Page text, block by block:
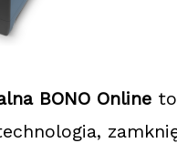
BONO Online to